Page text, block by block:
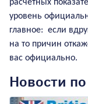
Киев
Авто на
Есть
Имею
расчётных
уровень
главное: если
на то причин
вас официально.
Новости